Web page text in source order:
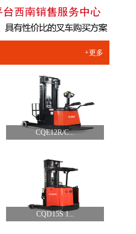
+更多
CQE12R/C...
CQD15S 1...